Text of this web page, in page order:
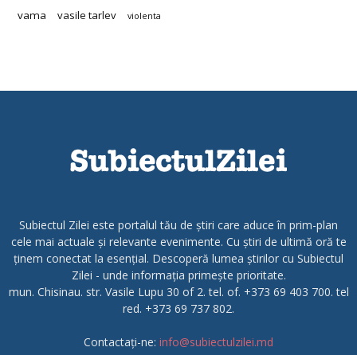
vama vasile tarlev violenta
Subiectul Zilei este portalul tău de știri care aduce în prim-plan
cele mai actuale și relevante evenimente. Cu știri de ultimă oră te
ținem conectat la esențial. Descoperă lumea știrilor cu Subiectul
Zilei - unde informația primește prioritate.
mun. Chisinau. str. Vasile Lupu 30 of 2. tel. of. +373 69 403 700. tel
red. +373 69 737 802.
Contactați-ne: info@subiectulzilei.md